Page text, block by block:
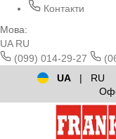
Контакти
Мова:
UA RU
(099) 014-29-27
UA
| RU